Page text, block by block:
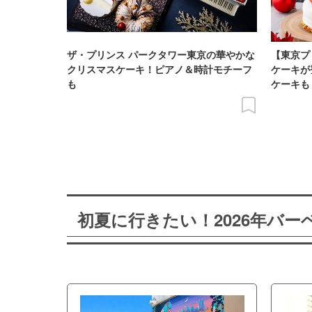
ザ・プリンス パークタワー東京の華やかな
クリスマスケーキ！ピアノ＆時計モチーフ
も
【東京
ケーキ
ケーキも
初夏に行きたい！2026年バー